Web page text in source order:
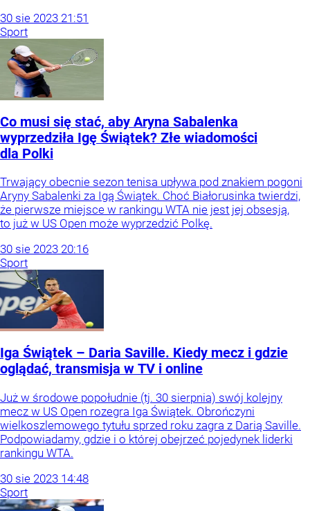
30 sie 2023 21:51
Sport
Co musi się stać, aby Aryna Sabalenka
wyprzedziła Igę Świątek? Złe wiadomości
dla Polki
Trwający obecnie sezon tenisa upływa pod znakiem pogoni
Aryny Sabalenki za Igą Świątek. Choć Białorusinka twierdzi,
że pierwsze miejsce w rankingu WTA nie jest jej obsesją,
to już w US Open może wyprzedzić Polkę.
30 sie 2023 20:16
Sport
Iga Świątek – Daria Saville. Kiedy mecz i gdzie
oglądać, transmisja w TV i online
Już w środowe popołudnie (tj. 30 sierpnia) swój kolejny
mecz w US Open rozegra Iga Świątek. Obrończyni
wielkoszlemowego tytułu sprzed roku zagra z Darią Saville.
Podpowiadamy, gdzie i o której obejrzeć pojedynek liderki
rankingu WTA.
30 sie 2023 14:48
Sport